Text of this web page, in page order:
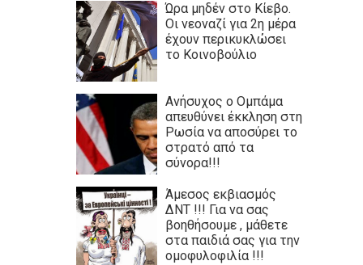
Ώρα μηδέν στο Κίεβο.
Οι νεοναζί για 2η μέρα
έχουν περικυκλώσει
το Κοινοβούλιο
Ανήσυχος ο Ομπάμα
απευθύνει έκκληση στη
Ρωσία να αποσύρει το
στρατό από τα
σύνορα!!!
Άμεσος εκβιασμός
ΔΝΤ !!! Για να σας
βοηθήσουμε , μάθετε
στα παιδιά σας για την
ομοφυλοφιλία !!!